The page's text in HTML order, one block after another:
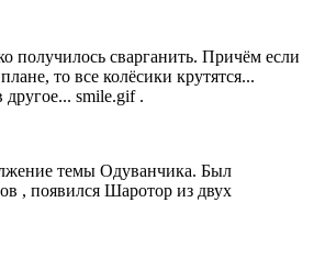
получилось сварганить. Причём если
то все колёсики крутятся...
другое... smile.gif .
темы Одуванчика. Был
, появился Шаротор из двух